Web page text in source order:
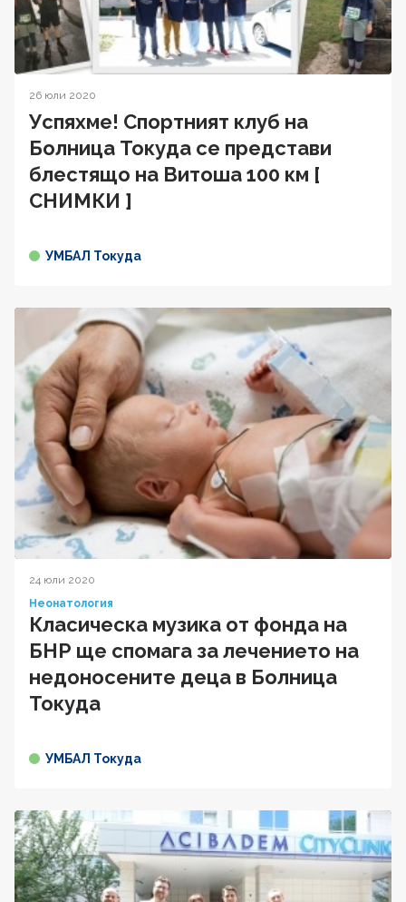
26 юли 2020
Успяхме! Спортният клуб на
Болница Токуда се представи
блестящо на Витоша 100 км [
СНИМКИ ]
УМБАЛ Токуда
24 юли 2020
Неонатология
Класическа музика от фонда на
БНР ще спомага за лечението на
недоносените деца в Болница
Токуда
УМБАЛ Токуда